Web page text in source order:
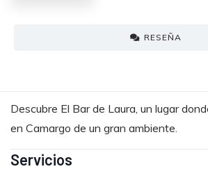
RESEÑA
Descubre El Bar de Laura, un lugar
en Camargo de un gran ambiente.
Servicios